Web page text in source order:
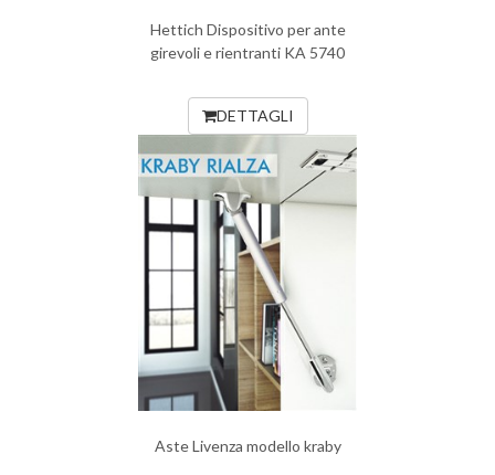
Hettich Dispositivo per ante
girevoli e rientranti KA 5740
DETTAGLI
Aste Livenza modello kraby